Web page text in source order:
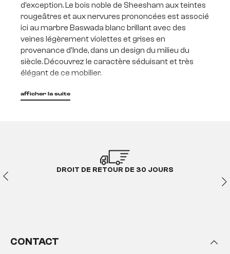
d’exception. Le bois noble de Sheesham aux teintes
rougeâtres et aux nervures prononcées est associé
ici au marbre Baswada blanc brillant avec des
veines légèrement violettes et grises en
provenance d'Inde, dans un design du milieu du
siècle. Découvrez le caractère séduisant et très
élégant de ce mobilier.
Pacino - Le style Midcentury
raffinée et individuelle. Il n'y a guère d'autre style qui
se caractérise par une plus grande créativité et un
afficher la suite
DROIT DE RETOUR DE 30 JOURS
CONTACT